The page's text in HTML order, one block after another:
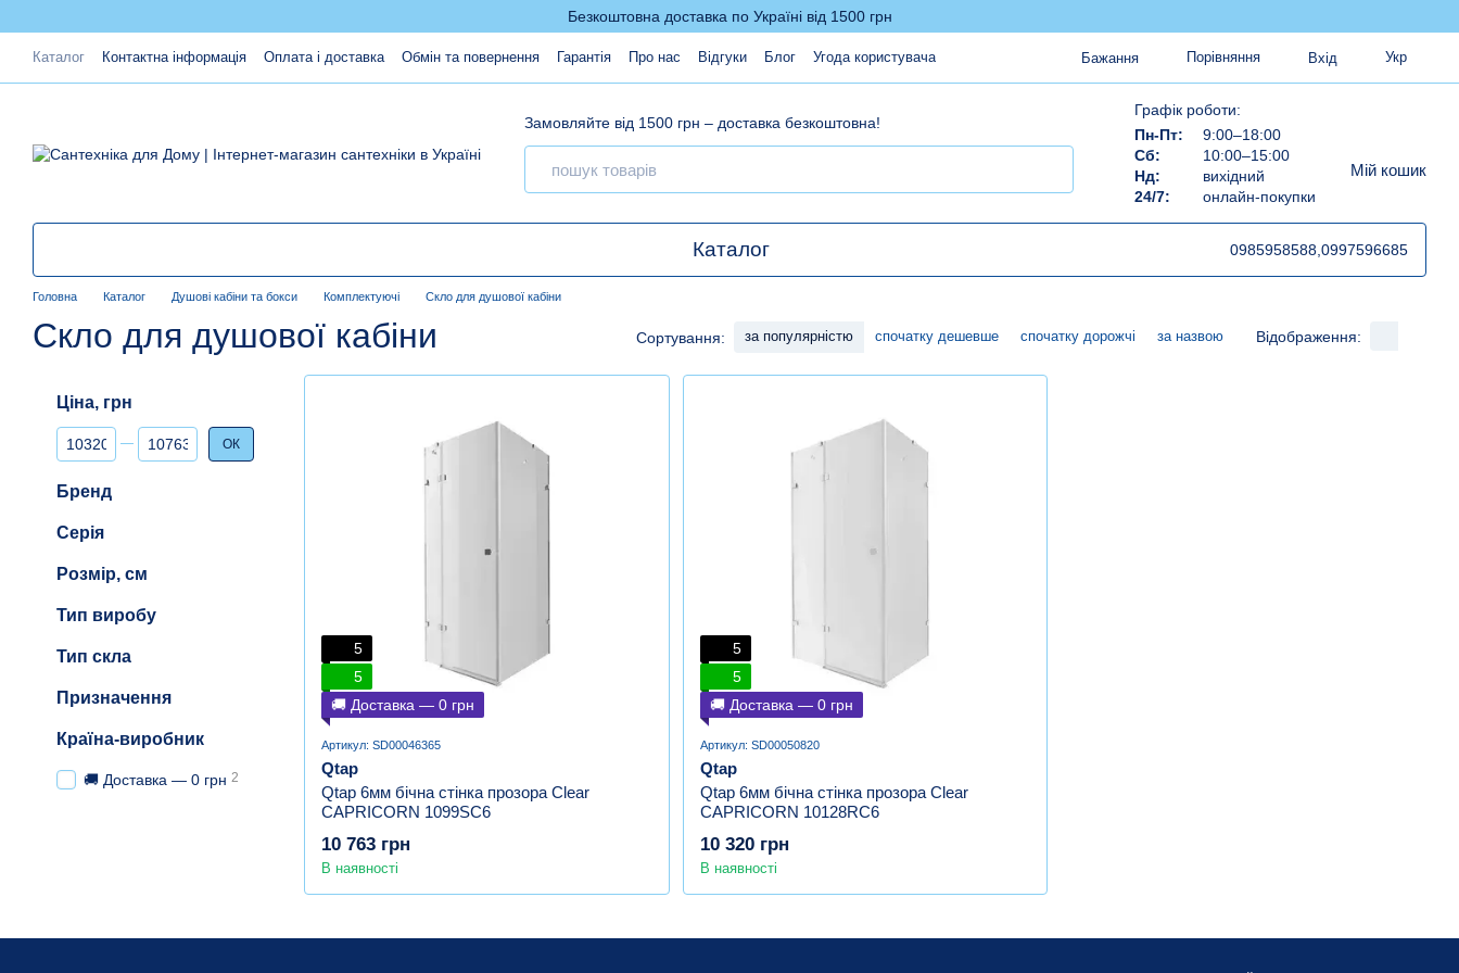
Безкоштовна доставка по Україні від 1500 грн
Каталог Контактна інформація Оплата і доставка Обмін та повернення Гарантія Про нас Відгуки Блог Угода користувача Бажання Порівняння Вхід Укр
Замовляйте від 1500 грн – доставка безкоштовна!
Графік роботи:
Пн-Пт:
9:00–18:00
Сб:
10:00–15:00
Нд:
вихідний
24/7:
онлайн-покупки
Мій кошик
Каталог 0985958588, 0997596685
Головна Каталог Душові кабіни та бокси Комплектуючі Скло для душової кабіни
Скло для душової кабіни Сортування: за популярністю спочатку дешевше спочатку дорожчі за назвою Відображення:
5
5
🚚 Доставка — 0 грн
Артикул: SD00046365
Qtap
Qtap 6мм бічна стінка прозора Clear
CAPRICORN 1099SC6
10 763 грн
В наявності
5
5
🚚 Доставка — 0 грн
Артикул: SD00050820
Qtap
Qtap 6мм бічна стінка прозора Clear
CAPRICORN 10128RC6
10 320 грн
В наявності
Ціна, грн
Від Ціна, грн
До Ціна, грн ОК
Бренд
Серія
Розмір, см
Тип виробу
Тип скла
Призначення
Країна-виробник
🚚 Доставка — 0 грн 2